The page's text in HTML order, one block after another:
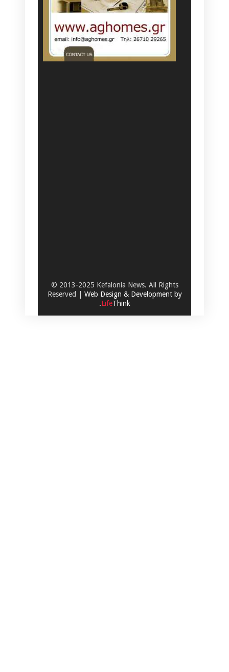
© 2013-2025 Kefalonia News. All Rights
Reserved | Web Design & Development by
.LifeThink